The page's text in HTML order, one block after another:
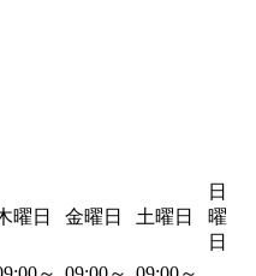
曜日 金曜日 土曜日
日
曜
日